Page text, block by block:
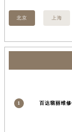
北京 上海
1 百达翡丽维